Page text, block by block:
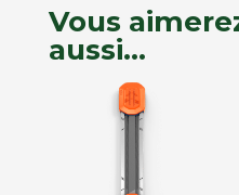
Vous
aussi…